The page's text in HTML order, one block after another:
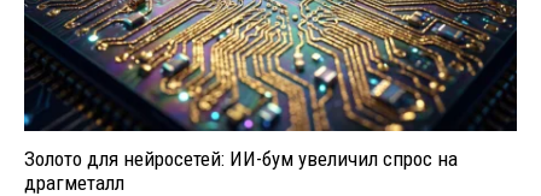
Золото для нейросетей: ИИ-бум увеличил спрос на
драгметалл